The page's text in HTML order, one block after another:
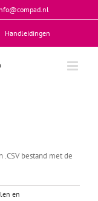
Handleidingen
bestand met de
en